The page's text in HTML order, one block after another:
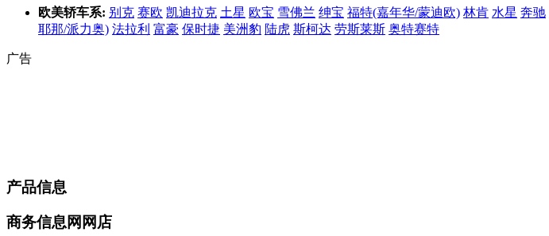
欧美轿车系: 别克 赛欧 凯迪拉克 土星 欧宝 雪佛兰 绅宝 福特(嘉年华/蒙迪欧) 林肯 水星 奔驰
耶那/派力奥) 法拉利 富豪 保时捷 美洲豹 陆虎 斯柯达 劳斯莱斯 奥特赛特
广告
产品信息
商务信息网网店